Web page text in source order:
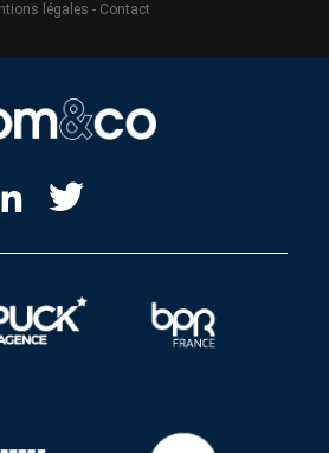
légales - Contact